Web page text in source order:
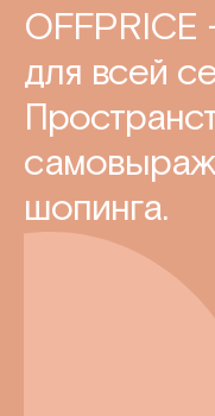
OFFPRICE
для всей
шопинга.